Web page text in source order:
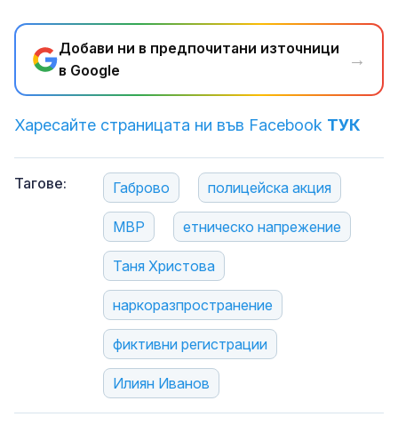
Добави ни в предпочитани източници
в Google
→
Харесайте страницата ни във Facebook ТУК
Тагове: Габрово полицейска акция
МВР етническо напрежение
Таня Христова
наркоразпространение
фиктивни регистрации
Илиян Иванов